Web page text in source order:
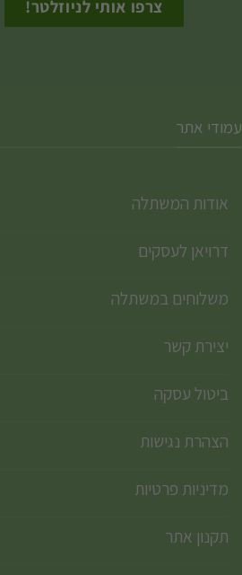
עמודי אתר
אודות המשתלה
דרויאן לעסקים
משלוחים במשתלה
יצירת קשר
ביטול עסקה
הצהרת נגישות
מדיניות פרטיות
תקנון אתר